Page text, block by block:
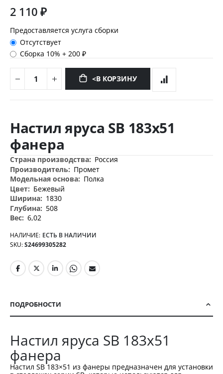
2 110 ₽
Предоставляется услуга сборки
Отсутствует
Сборка 10%+200 ₽
<В КОРЗИНУ
к
началу
галереи
изображений
Настил яруса SB 183х51
фанера
Дополнительная
информация
Россия
Промет
Полка
Бежевый
1830
508
6,02
НАЛИЧИЕ: ЕСТЬ В НАЛИЧИИ
SKU S24699305282
ПОДРОБНОСТИ
Настил яруса SB 183х51
фанера
Настил SB 183×51 из фанеры предназначен для установки